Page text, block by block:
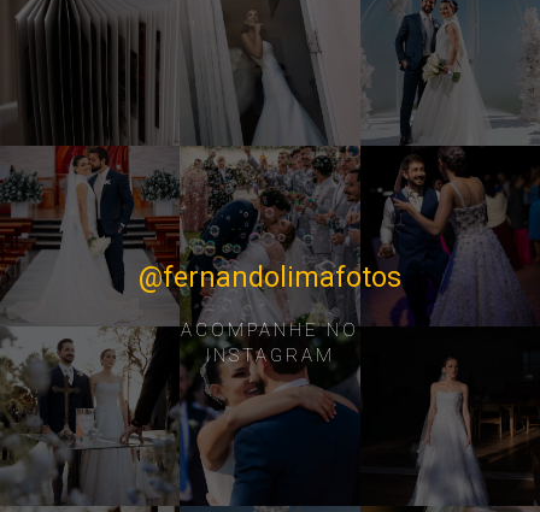
@fernandolimafotos
ACOMPANHE NO
INSTAGRAM